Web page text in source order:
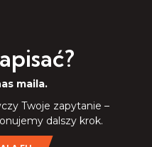
maila.
Twoje zapytanie –
dalszy krok.